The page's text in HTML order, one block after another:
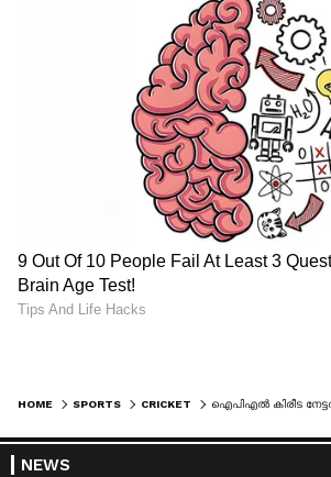
HOME SPORTS CRICKET
NEWS